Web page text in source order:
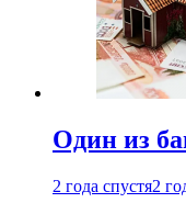
Один из
2 года спустя2